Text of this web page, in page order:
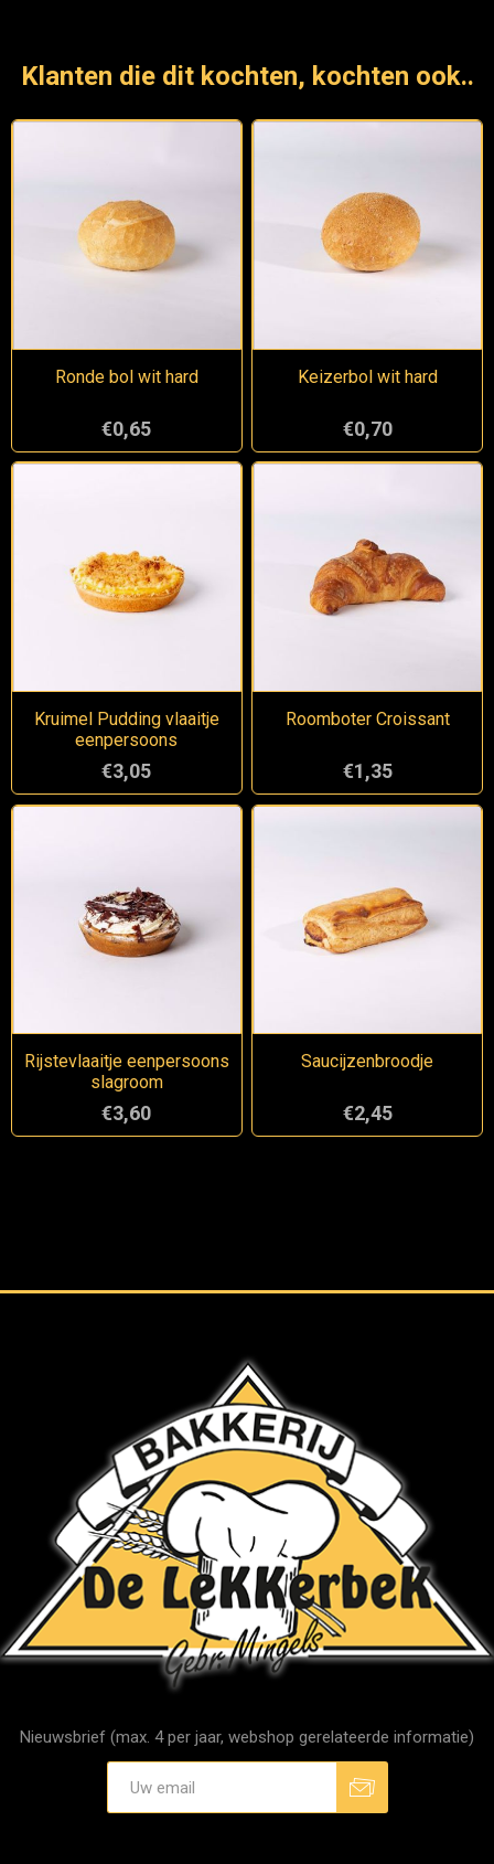
Klanten die dit kochten, kochten ook..
Ronde bol wit hard
€0,65
Keizerbol wit hard
€0,70
Kruimel Pudding vlaaitje
eenpersoons
€3,05
Roomboter Croissant
€1,35
Rijstevlaaitje eenpersoons
slagroom
€3,60
Saucijzenbroodje
€2,45
Nieuwsbrief (max. 4 per jaar, webshop gerelateerde informatie)